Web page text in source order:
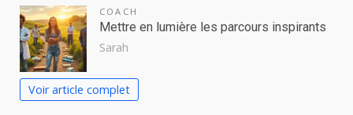
COACH
Mettre en lumière les parcours inspirants
Sarah
Voir article complet